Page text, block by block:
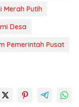
Merah Putih
Desa
Pemerintah Pusat